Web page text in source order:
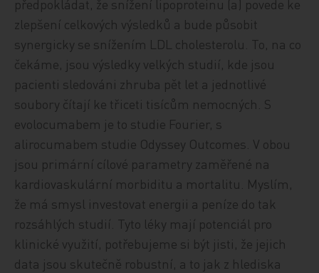
předpokládat, že snížení lipoproteinu (a) povede ke
zlepšení celkových výsledků a bude působit
synergicky se snížením LDL cholesterolu. To, na co
čekáme, jsou výsledky velkých studií, kde jsou
pacienti sledováni zhruba pět let a jednotlivé
soubory čítají ke třiceti tisícům nemocných. S
evolocumabem je to studie Fourier, s
alirocumabem studie Odyssey Outcomes. V obou
jsou primární cílové parametry zaměřené na
kardiovaskulární morbiditu a mortalitu. Myslím,
že má smysl investovat energii a peníze do tak
rozsáhlých studií. Tyto léky mají potenciál pro
klinické využití, potřebujeme si být jisti, že jejich
data jsou skutečně robustní, a to jak z hlediska